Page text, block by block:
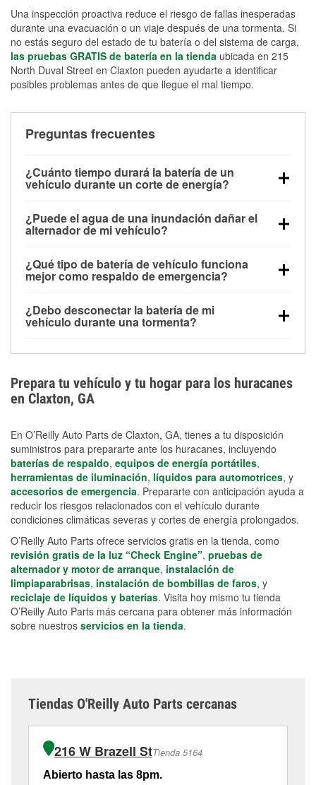
Una inspección proactiva reduce el riesgo de fallas inesperadas
durante una evacuación o un viaje después de una tormenta. Si
no estás seguro del estado de tu batería o del sistema de carga,
las pruebas GRATIS de batería en la tienda ubicada en 215
North Duval Street en Claxton pueden ayudarte a identificar
posibles problemas antes de que llegue el mal tiempo.
Preguntas frecuentes
¿Cuánto tiempo durará la batería de un
vehículo durante un corte de energía?
alimentar pequeños accesorios durante un tiempo
limitado, pero el uso repetido sin conducir el vehículo
contar con un equipo de carga de respaldo para
cortes prolongados.
¿Puede el agua de una inundación dañar el
alternador de mi vehículo?
parte baja del compartimento del motor y pueden
dañarse si se sumergen, lo que puede provocar una
días después de la exposición.
¿Qué tipo de batería de vehículo funciona
mejor como respaldo de emergencia?
para aplicaciones de ciclo profundo porque son
selladas, resistentes a las vibraciones y más
¿Debo desconectar la batería de mi
vehículo durante una tormenta?
los daños por inundación. Evitar el agua estancada y
preparar opciones de carga de respaldo son
medidas de protección más efectivas.
Prepara tu vehículo y tu hogar para los huracanes
en Claxton, GA
En O’Reilly Auto Parts de Claxton, GA, tienes a tu disposición
suministros para prepararte ante los huracanes, incluyendo
baterías de respaldo, equipos de energía portátiles,
herramientas de iluminación, líquidos para automotrices, y
accesorios de emergencia. Prepararte con anticipación ayuda a
reducir los riesgos relacionados con el vehículo durante
condiciones climáticas severas y cortes de energía prolongados.
O’Reilly Auto Parts ofrece servicios gratis en la tienda, como
revisión gratis de la luz “Check Engine”, pruebas de
alternador y motor de arranque, instalación de
limpiaparabrisas, instalación de bombillas de faros, y
reciclaje de líquidos y baterías. Visita hoy mismo tu tienda
O’Reilly Auto Parts más cercana para obtener más información
sobre nuestros servicios en la tienda.
Tiendas O'Reilly Auto Parts cercanas
216 W Brazell StTienda 5164
Abierto hasta las 8pm.